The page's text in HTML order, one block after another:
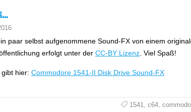
paar selbst aufgenommene Sound-FX von einem
erfolgt unter der CC-BY Lizenz . Viel Spaß!
hier: Commodore 1541-II Disk Drive Sound-FX
1541, c64,